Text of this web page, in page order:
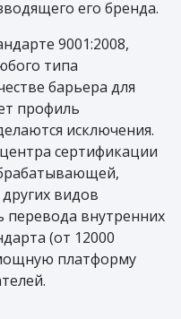
его бренда.
9001:2008,
типа
барьера для
профиль
исключения.
сертификации
видов
внутренних
(от 12000
платформу